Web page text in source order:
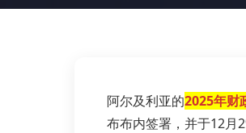
阿尔及利亚的2025年财
布布内签署，并于12月